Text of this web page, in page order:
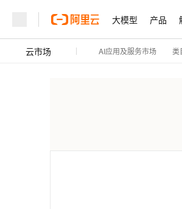
大模型 产品
云市场 AI应用及服务市场 类